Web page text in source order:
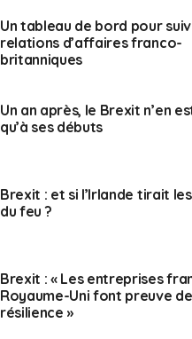
BREXIT BUSINESS FRANCE
Un tableau de bord pour
relations d’affaires franco-
britanniques
Un an après, le Brexit n’en
qu’à ses débuts
Brexit : et si l’Irlande tirait
du feu ?
Brexit : « Les entreprises
Royaume-Uni font preuve de
résilience »